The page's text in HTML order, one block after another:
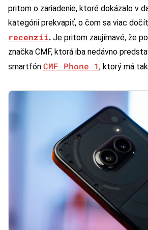
pritom o zariadenie, ktoré dokázalo v
kategórii prekvapiť, o čom sa viac
recenzii. Je pritom zaujímavé, že
značka CMF, ktorá iba nedávno
smartfón CMF Phone 1, ktorý má